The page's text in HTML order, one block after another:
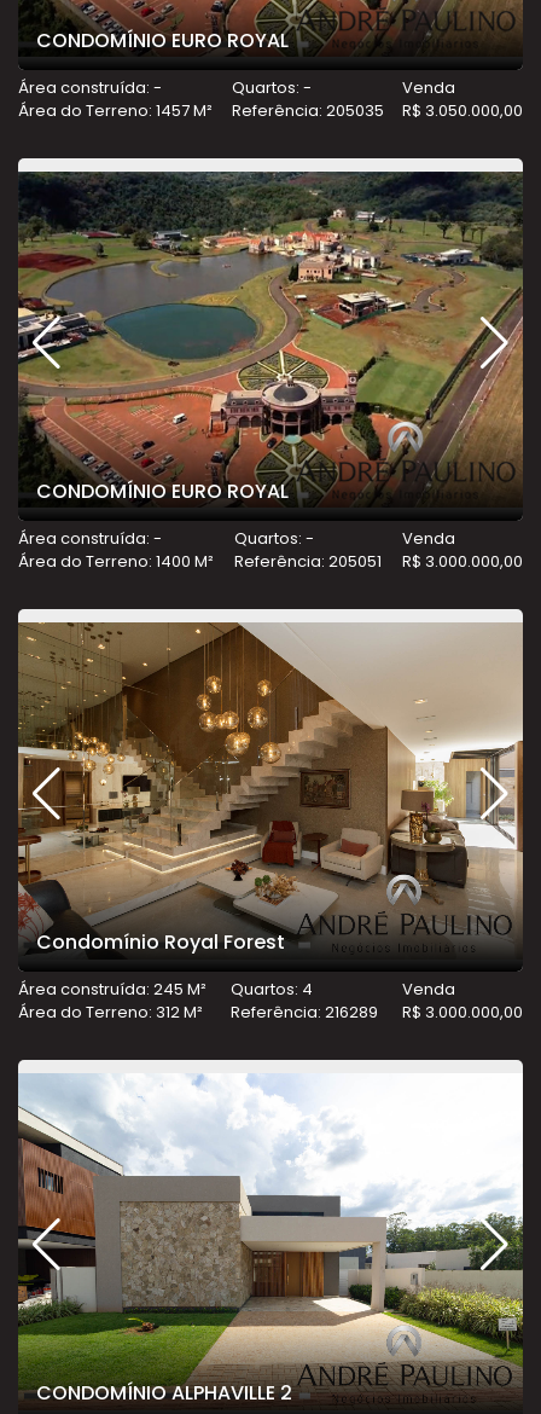
CONDOMÍNIO EURO ROYAL
Área construída: -
Área do Terreno: 1457 M²
Quartos: -
Referência: 205035
Venda
R$ 3.050.000,00
CONDOMÍNIO EURO ROYAL
Área construída: -
Área do Terreno: 1400 M²
Quartos: -
Referência: 205051
Venda
R$ 3.000.000,00
Condomínio Royal Forest
Área construída: 245 M²
Área do Terreno: 312 M²
Quartos: 4
Referência: 216289
Venda
R$ 3.000.000,00
CONDOMÍNIO ALPHAVILLE 2